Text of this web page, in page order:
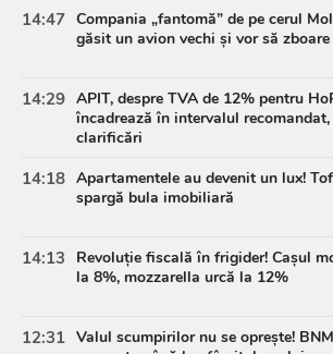
14:47 Compania „fantomă” de pe cerul
găsit un avion vechi și vor să
14:29 APIT, despre TVA de 12% pentru
încadrează în intervalul
clarificări
14:18 Apartamentele au devenit un lux!
spargă bula imobiliară
14:13
Revoluție fiscală în frigider! Cașul
la 8%, mozzarella urcă la 12%
12:31 Valul scumpirilor nu se oprește!